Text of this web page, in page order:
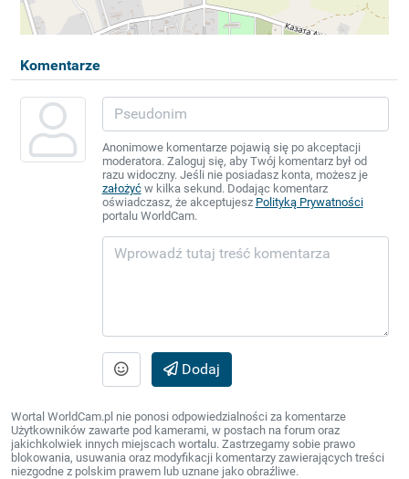
Komentarze
Anonimowe komentarze pojawią się po akceptacji
moderatora. Zaloguj się, aby Twój komentarz był od
razu widoczny. Jeśli nie posiadasz konta, możesz je
założyćw kilka sekund. Dodając komentarz
oświadczasz, że akceptujesz Polityką Prywatności
portalu WorldCam.
Dodaj
Wortal WorldCam.pl nie ponosi odpowiedzialności za komentarze
Użytkowników zawarte pod kamerami, w postach na forum oraz
jakichkolwiek innych miejscach wortalu. Zastrzegamy sobie prawo
blokowania, usuwania oraz modyfikacji komentarzy zawierających treści
niezgodne z polskim prawem lub uznane jako obraźliwe.